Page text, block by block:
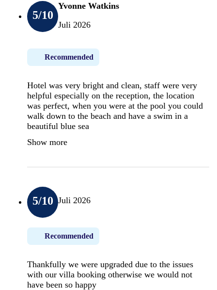
5/10
Yvonne Watkins
Juli 2026
Recommended
Hotel was very bright and clean, staff were very
helpful especially on the reception, the location
was perfect, when you were at the pool you could
walk down to the beach and have a swim in a
beautiful blue sea
Show more
5/10 Juli 2026
Recommended
Thankfully we were upgraded due to the issues
with our villa booking otherwise we would not
have been so happy